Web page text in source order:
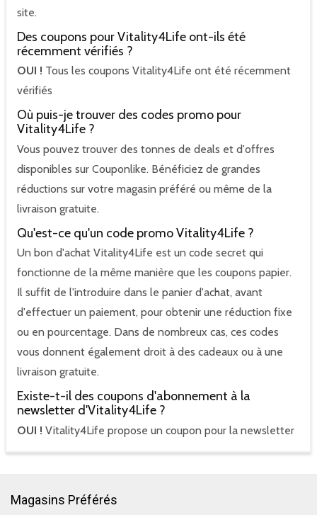
site.
Des coupons pour Vitality4Life ont-ils été
récemment vérifiés ?
OUI ! Tous les coupons Vitality4Life ont été récemment
vérifiés
Où puis-je trouver des codes promo pour
Vitality4Life ?
Vous pouvez trouver des tonnes de deals et d'offres
disponibles sur Couponlike. Bénéficiez de grandes
réductions sur votre magasin préféré ou même de la
livraison gratuite.
Qu'est-ce qu'un code promo Vitality4Life ?
Un bon d'achat Vitality4Life est un code secret qui
fonctionne de la même manière que les coupons papier.
Il suffit de l'introduire dans le panier d'achat, avant
d'effectuer un paiement, pour obtenir une réduction fixe
ou en pourcentage. Dans de nombreux cas, ces codes
vous donnent également droit à des cadeaux ou à une
livraison gratuite.
Existe-t-il des coupons d'abonnement à la
newsletter d'Vitality4Life ?
OUI ! Vitality4Life propose un coupon pour la newsletter
Magasins Préférés